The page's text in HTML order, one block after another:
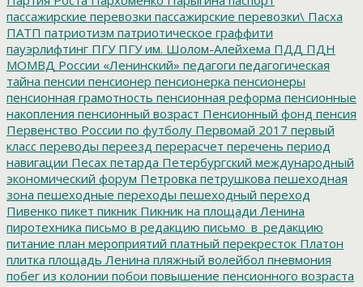
пассажирские перевозки пассажирские перевозки\ Пасха
ПАТП патриотизм патриотическое граффити
пауэрлифтинг ПГУПГУ им. Шолом-Алейхема ПДД ПДН
МОМВД России «Ленинский» педагоги педагогическая
тайна пенсии пенсионер пенсионерка пенсионеры
пенсионная грамотность пенсионная реформа пенсионные
накопления пенсионный возраст Пенсионный фонд пенсия
Первенство России по футболу Первомай 2017 первый
класс переводы переезд перерасчет перечень период
навигации Песах петарда Петербургский международный
экономический форум Петровка петрушкова пешеходная
зона пешеходные переходы пешеходный переход
Пивенко пикет пикник Пикник на площади Ленина
пиротехника письмо в редакцию письмо_в_редакцию
питание план мероприятий платный перекресток Платон
плитка площадь Ленина пляжный волейбол пневмония
побег из колонии побои повышение пенсионного возраста